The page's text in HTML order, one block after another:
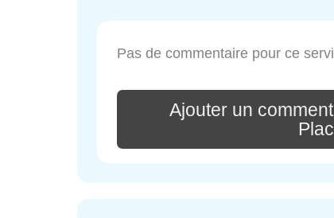
Pas de commentaire pour ce
Ajouter un